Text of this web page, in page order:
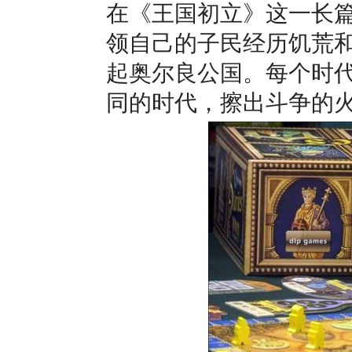
在《王国初立》这一长
领自己的子民经历饥荒
起奥尔良公国。每个时
同的时代，擦出斗争的